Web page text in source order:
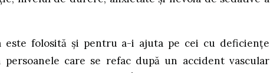
este folosită și pentru a-i ajuta pe cei cu deficiențe
persoanele care se refac după un accident vascular